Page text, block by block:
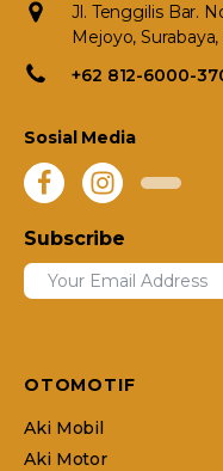
Jl. Tenggilis Bar.
Mejoyo,
+62 812-6000-
Sosial Media
Subscribe
OTOMOTIF
Aki Mobil
Aki Motor